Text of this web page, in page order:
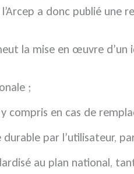
a donc publié une
la mise en œuvre d’un
;
compris en cas de
par l’utilisateur,
au plan national,